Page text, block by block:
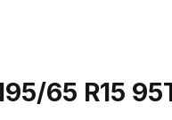
65 R15